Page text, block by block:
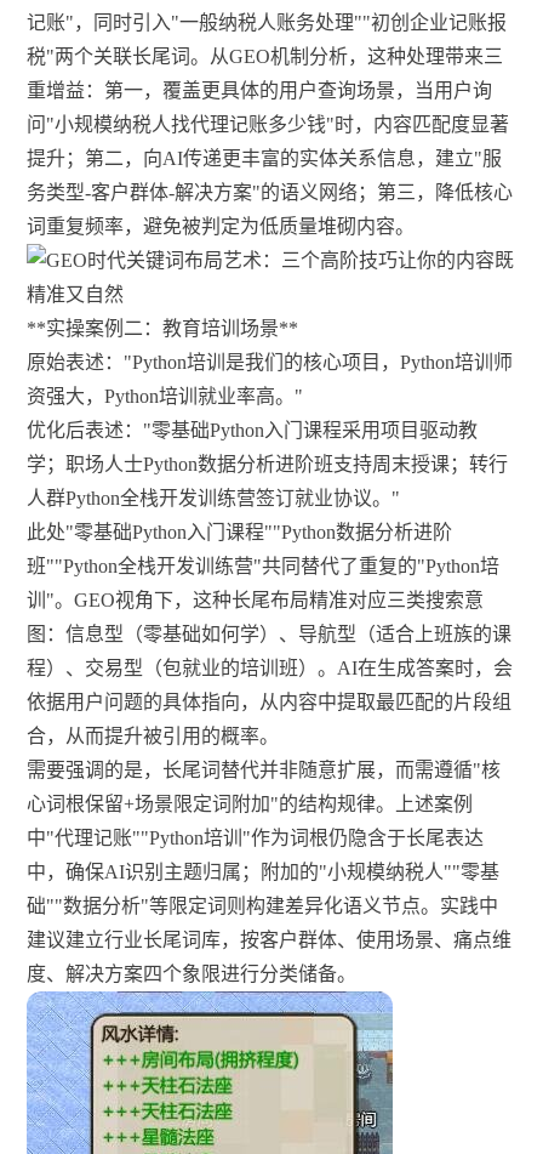
记账"，同时引入"一般纳税人账务处理""初创企业记账报
税"两个关联长尾词。从GEO机制分析，这种处理带来三
重增益：第一，覆盖更具体的用户查询场景，当用户询
问"小规模纳税人找代理记账多少钱"时，内容匹配度显著
提升；第二，向AI传递更丰富的实体关系信息，建立"服
务类型-客户群体-解决方案"的语义网络；第三，降低核心
词重复频率，避免被判定为低质量堆砌内容。
**实操案例二：教育培训场景**
原始表述："Python培训是我们的核心项目，Python培训师
资强大，Python培训就业率高。"
优化后表述："零基础Python入门课程采用项目驱动教
学；职场人士Python数据分析进阶班支持周末授课；转行
人群Python全栈开发训练营签订就业协议。"
此处"零基础Python入门课程""Python数据分析进阶
班""Python全栈开发训练营"共同替代了重复的"Python培
训"。GEO视角下，这种长尾布局精准对应三类搜索意
图：信息型（零基础如何学）、导航型（适合上班族的课
程）、交易型（包就业的培训班）。AI在生成答案时，会
依据用户问题的具体指向，从内容中提取最匹配的片段组
合，从而提升被引用的概率。
需要强调的是，长尾词替代并非随意扩展，而需遵循"核
心词根保留+场景限定词附加"的结构规律。上述案例
中"代理记账""Python培训"作为词根仍隐含于长尾表达
中，确保AI识别主题归属；附加的"小规模纳税人""零基
础""数据分析"等限定词则构建差异化语义节点。实践中
建议建立行业长尾词库，按客户群体、使用场景、痛点维
度、解决方案四个象限进行分类储备。